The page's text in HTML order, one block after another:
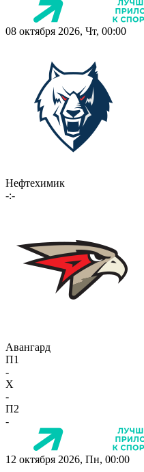
08 октября 2026, Чт, 00:00
Нефтехимик
-:-
Авангард
П1
-
X
-
П2
-
12 октября 2026, Пн, 00:00